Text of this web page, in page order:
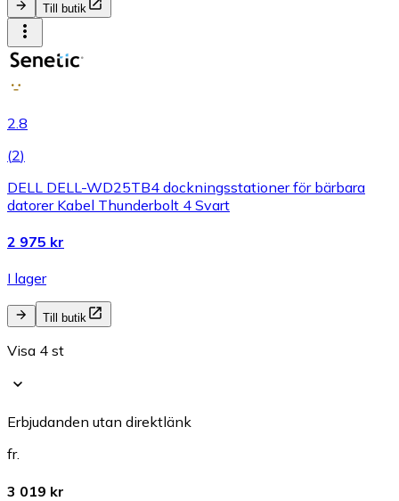
Till butik
2.8
(2)
DELL DELL-WD25TB4 dockningsstationer för bärbara
datorer Kabel Thunderbolt 4 Svart
2 975 kr
I lager
Till butik
Visa 4 st
Erbjudanden utan direktlänk
fr.
3 019 kr